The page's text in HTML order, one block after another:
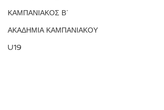
ΚΑΜΠΑΝΙΑΚΟΣ Β΄
ΑΚΑΔΗΜΙΑ ΚΑΜΠΑΝΙΑΚΟΥ
U19